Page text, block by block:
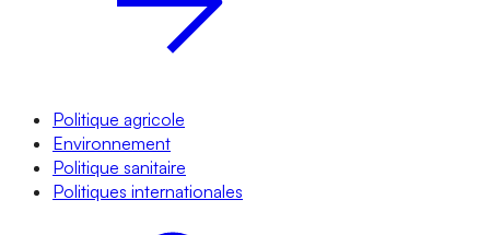
Politique agricole
Environnement
Politique sanitaire
Politiques internationales